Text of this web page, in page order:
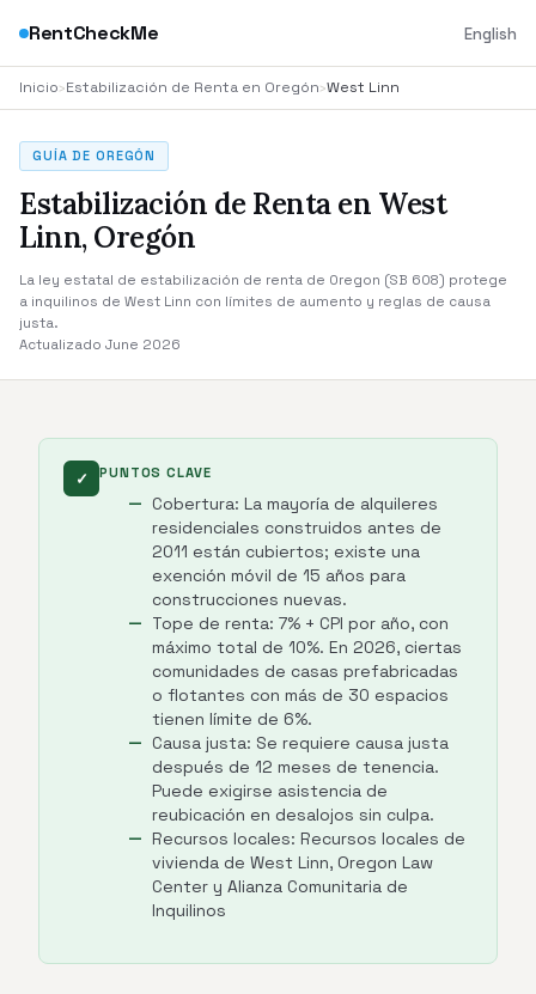
RentCheckMe English
Inicio›Estabilización de Renta en Oregón›West Linn
GUÍA DE OREGÓN
Estabilización de Renta en West
Linn, Oregón
La ley estatal de estabilización de renta de Oregon (SB 608) protege
a inquilinos de West Linn con límites de aumento y reglas de causa
justa.
Actualizado June 2026
✓ PUNTOS CLAVE
Cobertura: La mayoría de alquileres
residenciales construidos antes de
2011 están cubiertos; existe una
exención móvil de 15 años para
construcciones nuevas.
Tope de renta: 7% + CPI por año, con
máximo total de 10%. En 2026, ciertas
comunidades de casas prefabricadas
o flotantes con más de 30 espacios
tienen límite de 6%.
Causa justa: Se requiere causa justa
después de 12 meses de tenencia.
Puede exigirse asistencia de
reubicación en desalojos sin culpa.
Recursos locales: Recursos locales de
vivienda de West Linn, Oregon Law
Center y Alianza Comunitaria de
Inquilinos